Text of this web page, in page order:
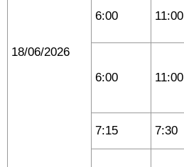
18/06/2026
6:00 11:00
6:00 11:00
7:15 7:30